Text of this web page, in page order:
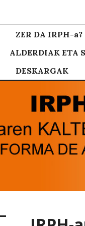
ZER DA IRPH-a?
ALDERDIAK ETA
DESKARGAK